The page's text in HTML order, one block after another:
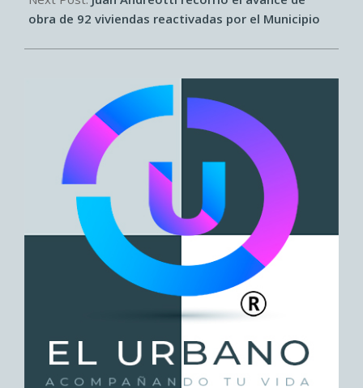
obra de 92 viviendas reactivadas por el Municipio